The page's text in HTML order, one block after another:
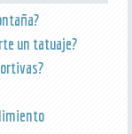
un tatuaje?